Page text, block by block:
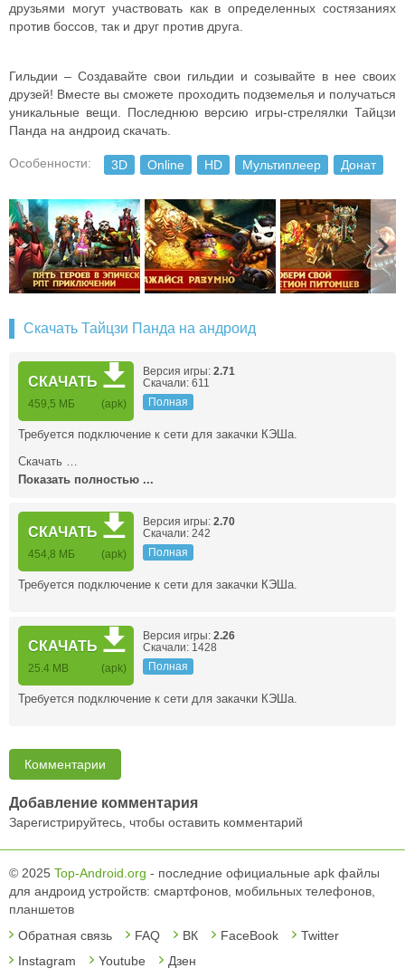
друзьями могут участвовать как в определенных состязаниях
против боссов, так и друг против друга.
Гильдии – Создавайте свои гильдии и созывайте в нее своих
друзей! Вместе вы сможете проходить подземелья и получаться
уникальные вещи. Последнюю версию игры-стрелялки Тайцзи
Панда на андроид скачать.
Особенности: 3D Online HD Мультиплеер Донат
Скачать Тайцзи Панда на андроид
СКАЧАТЬ
459,5 МБ (apk)
Версия игры: 2.71
Скачали: 611
Полная
Требуется подключение к сети для закачки КЭШа.
Скачать …
Показать полностью ...
СКАЧАТЬ
454,8 МБ (apk)
Версия игры: 2.70
Скачали: 242
Полная
Требуется подключение к сети для закачки КЭШа.
СКАЧАТЬ
25.4 MB (apk)
Версия игры: 2.26
Скачали: 1428
Полная
Требуется подключение к сети для закачки КЭШа.
Комментарии
Добавление комментария
Зарегистрируйтесь, чтобы оставить комментарий
© 2025 Top-Android.org - последние официальные apk файлы
для андроид устройств: смартфонов, мобильных телефонов,
планшетов
Обратная связь
FAQ ВК FaceBook
Twitter
Instagram
Youtube Дзен